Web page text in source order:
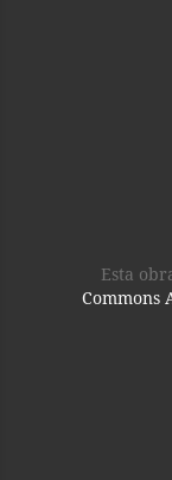
Esta
Commons